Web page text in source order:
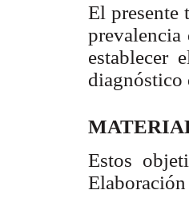
El presente
establecer
diagnóstico
Estos